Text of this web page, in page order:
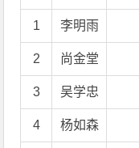
1 李明雨
2 尚金堂
3 吴学忠
4 杨如森